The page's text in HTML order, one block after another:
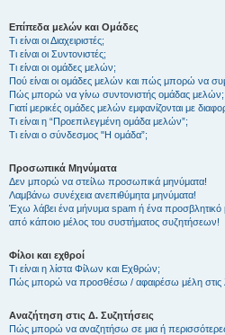
Επίπεδα μελών και Ομάδες
Τι είναι οι Διαχειριστές;
Τι είναι οι Συντονιστές;
Τι είναι οι ομάδες μελών;
Πού είναι οι ομάδες μελών και πώς μπορώ να
Πώς μπορώ να γίνω συντονιστής ομάδας μελών;
Γιατί μερικές ομάδες μελών εμφανίζονται με
Τι είναι η “Προεπιλεγμένη ομάδα μελών”;
Τι είναι ο σύνδεσμος "Η ομάδα”;
Προσωπικά Μηνύματα
Δεν μπορώ να στείλω προσωπικά μηνύματα!
Λαμβάνω συνέχεια ανεπιθύμητα μηνύματα!
Έχω λάβει ένα μήνυμα spam ή ένα προσβλητικό
από κάποιο μέλος του συστήματος συζητήσεων!
Φίλοι και εχθροί
Τι είναι η λίστα Φίλων και Εχθρών;
Πώς μπορώ να προσθέσω / αφαιρέσω μέλη στις
Αναζήτηση στις Δ. Συζητήσεις
Πώς μπορώ να αναζητήσω σε μια ή